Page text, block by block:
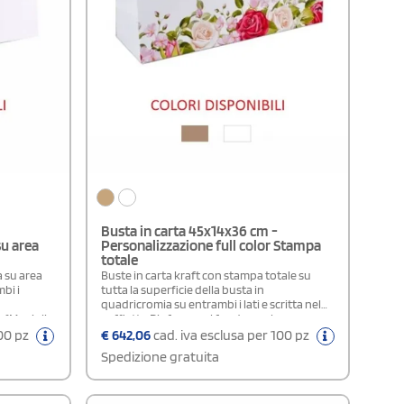
area
area
i
i lati in
cmColori
ordine
pz
Busta in carta 45x14x36 cm -
Personalizzazione full color Stampa
totale
Buste in carta kraft con stampa totale su
tutta la superficie della busta in
quadricromia su entrambi i lati e scritta nel
soffietto.Rinforzo sul fondo e sul
risvolto.Grammatura carta: 160
con il colore della
bustaPersonalizzazione: su entrambi i lati in
quadricromia più scritta nel soffiettoArea di
€642,06cad. iva esclusa per 100 pz
Spedizione gratuita